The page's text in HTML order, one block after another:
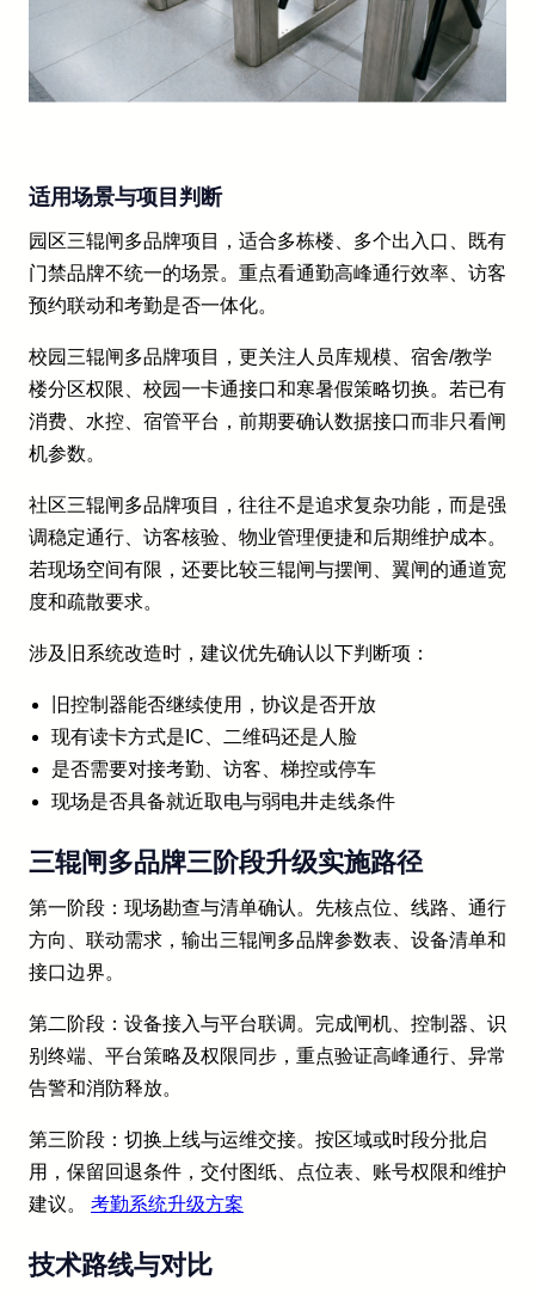
适用场景与项目判断
园区三辊闸多品牌项目，适合多栋楼、多个出入口、既有
门禁品牌不统一的场景。重点看通勤高峰通行效率、访客
预约联动和考勤是否一体化。
校园三辊闸多品牌项目，更关注人员库规模、宿舍/教学
楼分区权限、校园一卡通接口和寒暑假策略切换。若已有
消费、水控、宿管平台，前期要确认数据接口而非只看闸
机参数。
社区三辊闸多品牌项目，往往不是追求复杂功能，而是强
调稳定通行、访客核验、物业管理便捷和后期维护成本。
若现场空间有限，还要比较三辊闸与摆闸、翼闸的通道宽
度和疏散要求。
涉及旧系统改造时，建议优先确认以下判断项：
旧控制器能否继续使用，协议是否开放
现有读卡方式是IC、二维码还是人脸
是否需要对接考勤、访客、梯控或停车
现场是否具备就近取电与弱电井走线条件
三辊闸多品牌三阶段升级实施路径
第一阶段：现场勘查与清单确认。先核点位、线路、通行
方向、联动需求，输出三辊闸多品牌参数表、设备清单和
接口边界。
第二阶段：设备接入与平台联调。完成闸机、控制器、识
别终端、平台策略及权限同步，重点验证高峰通行、异常
告警和消防释放。
第三阶段：切换上线与运维交接。按区域或时段分批启
用，保留回退条件，交付图纸、点位表、账号权限和维护
建议。 考勤系统升级方案
技术路线与对比